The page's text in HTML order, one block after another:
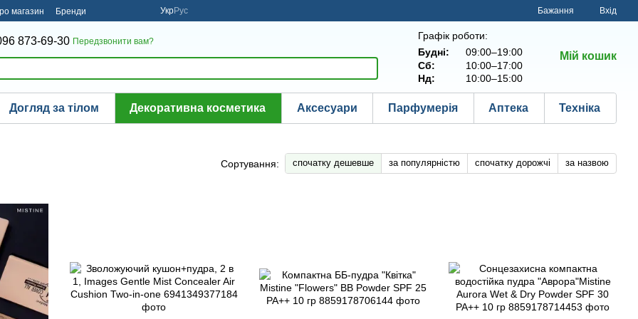
магазин Бренди УкрРус Бажання Вхід
873-69-30 Передзвонити вам?
Графік роботи:
Будні:
09:00–19:00
Сб:
10:00–17:00
Нд:
10:00–15:00
Мій кошик
Догляд за тілом Декоративна косметика Аксесуари Парфумерія Аптека Техніка
Сортування: спочатку дешевше за популярністю спочатку дорожчі за назвою